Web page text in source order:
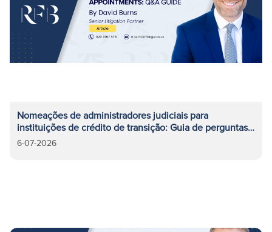
Nomeações de administradores judiciais para
instituições de crédito de transição: Guia de perguntas
e respostas
6-07-2026